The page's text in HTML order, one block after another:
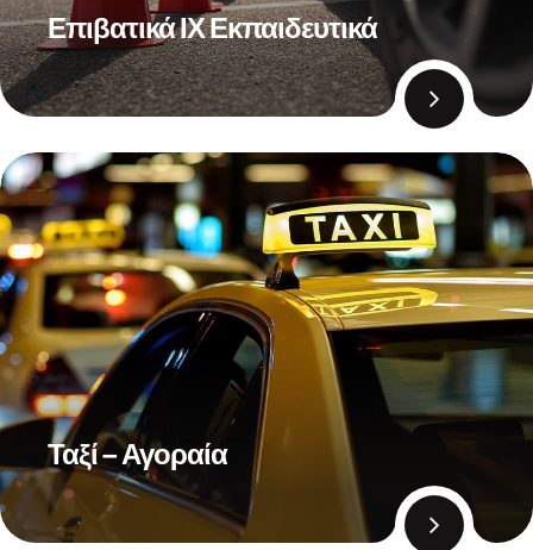
Επιβατικά ΙΧ Εκπαιδευτικά
Ταξί – Αγοραία